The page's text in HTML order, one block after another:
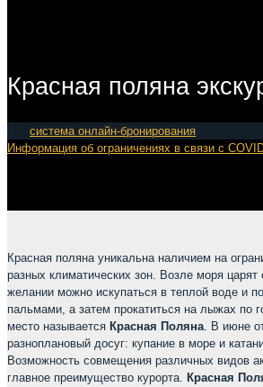
Красная поляна
система онлайн-бронирования
Информация об ограничениях в связи с
Красная поляна уникальна наличием на
разных климатических зон. Возле моря царят
желании можно искупаться в теплой воде и
пальмами, а затем прокатиться на лыжах по
место называется Красная Поляна. В июне
разноплановый досуг: купание в море и
Возможность совмещения различных видов
главное преимущество курорта. Красная